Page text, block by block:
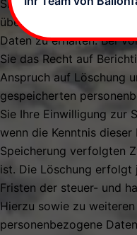
Sie haben das Recht auf
über Ihre bei uns
Daten zu erhalten. Bei
Sie das Recht auf
Anspruch auf Löschung
gespeicherten
Sie Ihre Einwilligung zur
wenn die Kenntnis
Speicherung verfolgten
ist. Die Löschung
Fristen der steuer- und
Hierzu sowie zu
personenbezogene